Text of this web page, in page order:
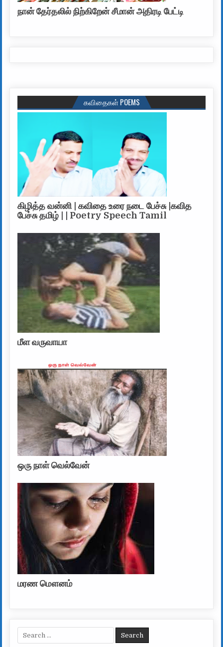
நான் தேர்தலில் நிற்கிறேன் சீமான் அதிரடி பேட்டி
கவிதைகள் POEMS
கிழித்த வன்னி | கவிதை உரை நடை பேச்சு |கவித
பேச்சு தமிழ் | | Poetry Speech Tamil
மீள வருவாயா
ஒரு நாள் வெல்வேன்
மரண மௌனம்
Search for: